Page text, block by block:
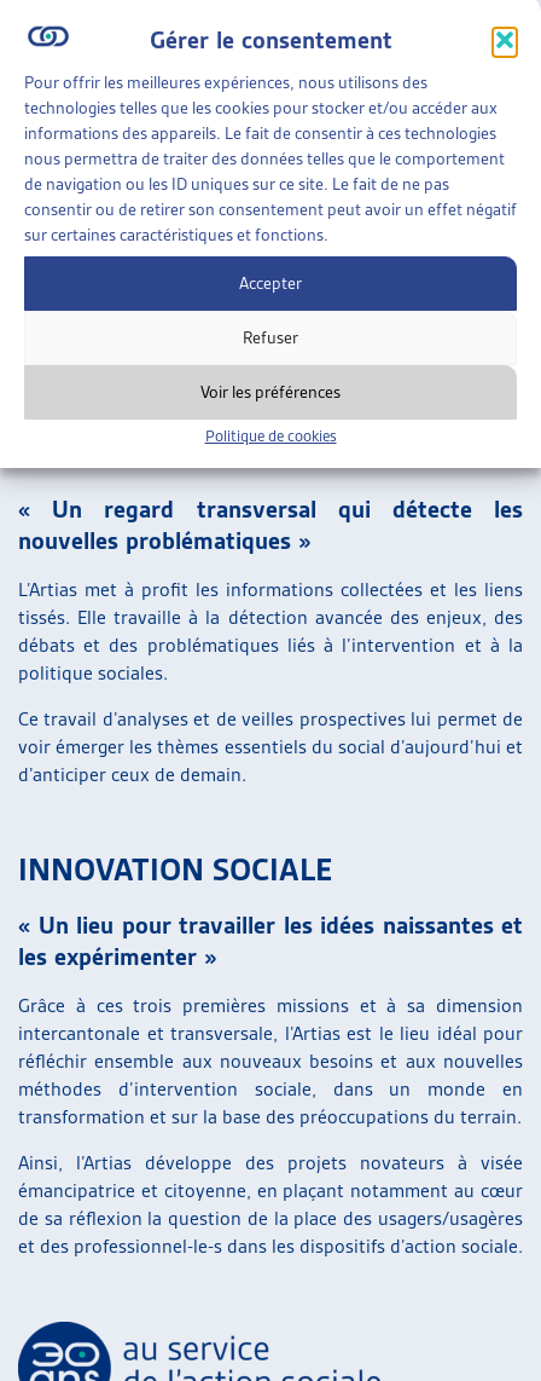
Gérer le consentement
Pour offrir les meilleures expériences, nous utilisons des
technologies telles que les cookies pour stocker et/ou accéder aux
informations des appareils. Le fait de consentir à ces technologies
nous permettra de traiter des données telles que le comportement
de navigation ou les ID uniques sur ce site. Le fait de ne pas
consentir ou de retirer son consentement peut avoir un effet négatif
sur certaines caractéristiques et fonctions.
Accepter
Refuser
Voir les préférences
Politique de cookies
RÉSEAU
« Un espace intercantonal à la croisée des
chemins »
L’Artias est une organisation romande qui tisse des liens
entre une multitude d’acteurs sociaux. Elle est un lieu
d’échange intercantonal permanent et institutionnel pour
les professionnel-le-s du social, au sein duquel ils et elles
maintient également des liens privilégiés avec le reste de la
TRAVAIL PROSPECTIF
« Un regard transversal qui détecte les
nouvelles problématiques »
L’Artias met à profit les informations collectées et les liens
tissés. Elle travaille à la détection avancée des enjeux, des
débats et des problématiques liés à l’intervention et à la
politique sociales.
Ce travail d’analyses et de veilles prospectives lui permet de
voir émerger les thèmes essentiels du social d’aujourd’hui et
d’anticiper ceux de demain.
INNOVATION SOCIALE
« Un lieu pour travailler les idées naissantes et
les expérimenter »
Grâce à ces trois premières missions et à sa dimension
intercantonale et transversale, l’Artias est le lieu idéal pour
réfléchir ensemble aux nouveaux besoins et aux nouvelles
méthodes d’intervention sociale, dans un monde en
transformation et sur la base des préoccupations du terrain.
Ainsi, l’Artias développe des projets novateurs à visée
émancipatrice et citoyenne, en plaçant notamment au cœur
de sa réflexion la question de la place des usagers/usagères
et des professionnel-le-s dans les dispositifs d’action sociale.